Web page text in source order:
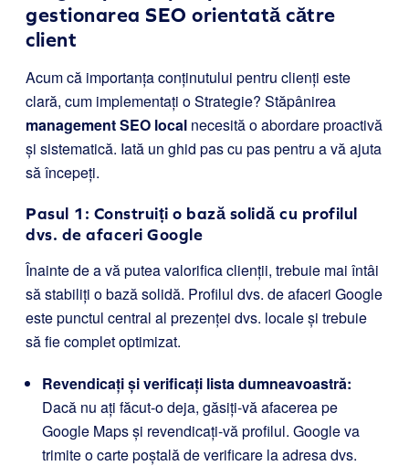
gestionarea SEO orientată către
client
Acum că importanța conținutului pentru clienți este
clară, cum implementați o Strategie? Stăpânirea
management SEO local necesită o abordare proactivă
și sistematică. Iată un ghid pas cu pas pentru a vă ajuta
să începeți.
Pasul 1: Construiți o bază solidă cu profilul
dvs. de afaceri Google
Înainte de a vă putea valorifica clienții, trebuie mai întâi
să stabiliți o bază solidă. Profilul dvs. de afaceri Google
este punctul central al prezenței dvs. locale și trebuie
să fie complet optimizat.
Revendicați și verificați lista dumneavoastră:
Dacă nu ați făcut-o deja, găsiți-vă afacerea pe
Google Maps și revendicați-vă profilul. Google va
trimite o carte poștală de verificare la adresa dvs.